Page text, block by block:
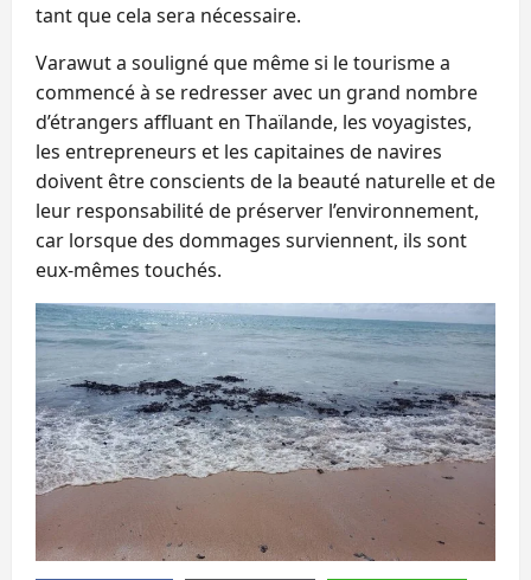
tant que cela sera nécessaire.
Varawut a souligné que même si le tourisme a
commencé à se redresser avec un grand nombre
d’étrangers affluant en Thaïlande, les voyagistes,
les entrepreneurs et les capitaines de navires
doivent être conscients de la beauté naturelle et de
leur responsabilité de préserver l’environnement,
car lorsque des dommages surviennent, ils sont
eux-mêmes touchés.